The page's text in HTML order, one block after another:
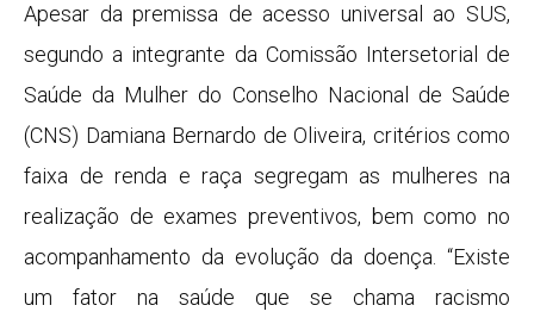
Apesar da premissa de acesso universal ao SUS,
segundo a integrante da Comissão Intersetorial de
Saúde da Mulher do Conselho Nacional de Saúde
(CNS) Damiana Bernardo de Oliveira, critérios como
faixa de renda e raça segregam as mulheres na
realização de exames preventivos, bem como no
acompanhamento da evolução da doença. “Existe
um fator na saúde que se chama racismo